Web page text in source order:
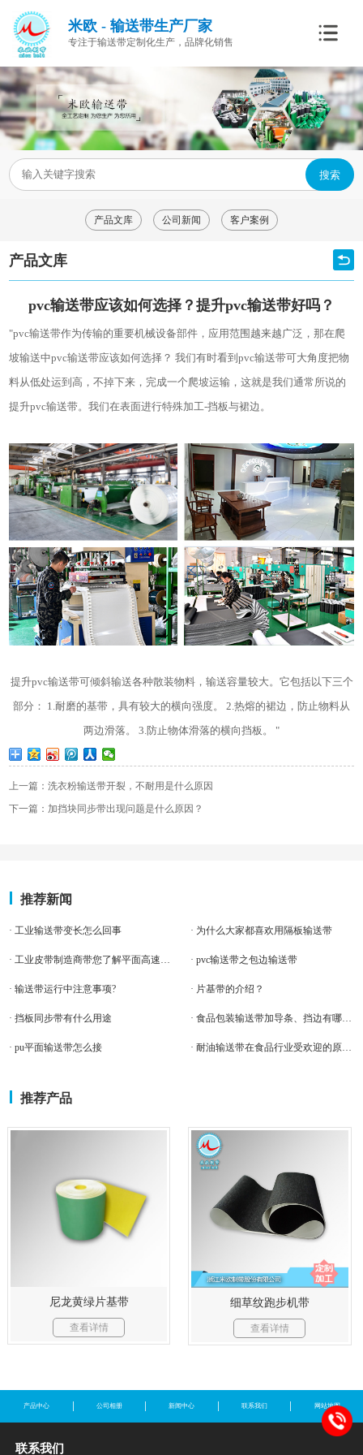
米欧 - 输送带生产厂家
专注于输送带定制化生产，品牌化销售
搜索
产品文库 公司新闻 客户案例
产品文库
pvc输送带应该如何选择？提升pvc输送带好吗？
"pvc输送带作为传输的重要机械设备部件，应用范围越来越广泛，那在爬
坡输送中pvc输送带应该如何选择？ 我们有时看到pvc输送带可大角度把物
料从低处运到高，不掉下来，完成一个爬坡运输，这就是我们通常所说的
提升pvc输送带。我们在表面进行特殊加工-挡板与裙边。
提升pvc输送带可倾斜输送各种散装物料，输送容量较大。它包括以下三个
部分： 1.耐磨的基带，具有较大的横向强度。 2.热熔的裙边，防止物料从
两边滑落。 3.防止物体滑落的横向挡板。 "
上一篇：洗衣粉输送带开裂，不耐用是什么原因
下一篇：加挡块同步带出现问题是什么原因？
推荐新闻
· 工业输送带变长怎么回事 · 为什么大家都喜欢用隔板输送带
· pvc输送带之包边输送带
· 输送带运行中注意事项? · 片基带的介绍？
· 挡板同步带有什么用途
· pu平面输送带怎么接
推荐产品
尼龙黄绿片基带
查看详情
细草纹跑步机带
查看详情
产品中心 公司相册 新闻中心 联系我们 网站地图
联系我们